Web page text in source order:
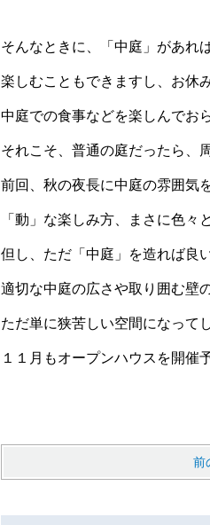
そんなときに、「中庭」があれ
楽しむこともできますし、お休
中庭での食事などを楽しんでお
それこそ、普通の庭だったら、
前回、秋の夜長に中庭の雰囲気
「動」な楽しみ方、まさに色々
但し、ただ「中庭」を造れば良
適切な中庭の広さや取り囲む壁
ただ単に狭苦しい空間になって
１１月もオープンハウスを開催
前